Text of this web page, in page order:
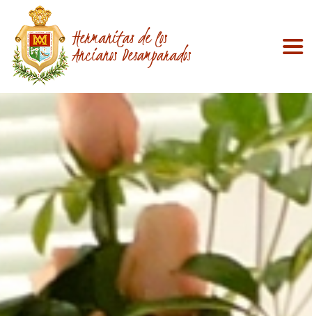
Hermanitas de los
Ancianos Desamparados